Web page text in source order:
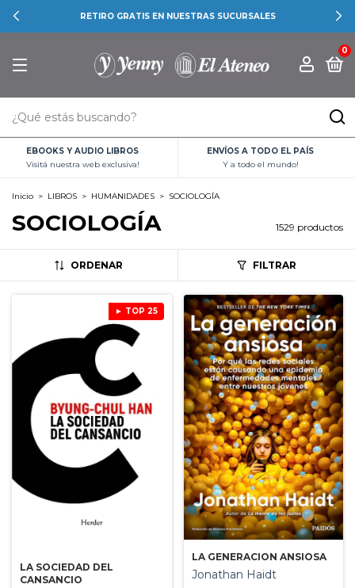
RETIRO GRATIS EN NUESTRAS SUCURSALES
0
EBOOKS Y AUDIO LIBROS
Visitá nuestra web exclusiva!
ENVÍOS A TODO EL PAÍS
Y a todo el mundo!
Inicio > LIBROS > HUMANIDADES > SOCIOLOGÍA
SOCIOLOGÍA 1529 productos
ORDENAR FILTRAR
► TOP 25
LA SOCIEDAD DEL
CANSANCIO
LA GENERACION ANSIOSA
Jonathan Haidt